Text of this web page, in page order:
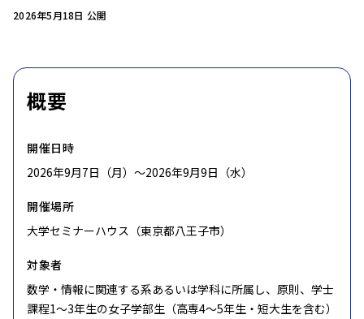
2026年5月18日 公開
概要
開催日時
2026年9月7日（月）〜2026年9月9日（水）
開催場所
大学セミナーハウス（東京都八王子市）
対象者
数学・情報に関連する系あるいは学科に所属し、原則、学士
課程1〜3年生の女子学部生（高専4〜5年生・短大生を含む）